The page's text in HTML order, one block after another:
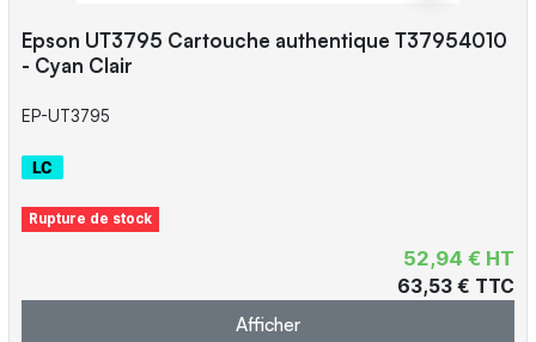
Epson UT3795 Cartouche authentique T37954010
- Cyan Clair
EP-UT3795
Rupture de stock
52,94 € HT
63,53 € TTC
Afficher